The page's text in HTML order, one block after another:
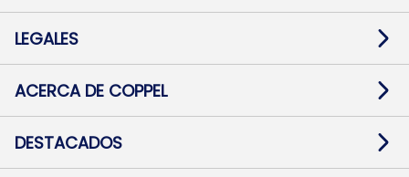
Mapa de sitio
Solicitar Crédito
Medios de Pago
Pago Fácil Online
LEGALES
Baja contratos
Defensa al consumidor CABA
ACERCA DE COPPEL
Trabajá con Nosotros
Preguntas Frecuentes
DESTACADOS